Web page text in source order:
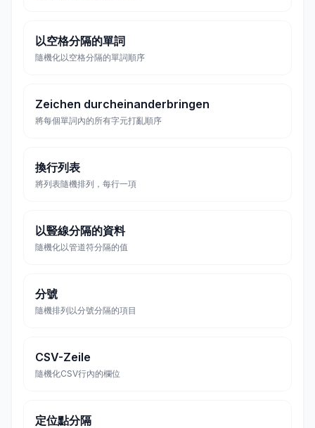
以空格分隔的單詞
隨機化以空格分隔的單詞順序
Zeichen durcheinanderbringen
將每個單詞內的所有字元打亂順序
換行列表
將列表隨機排列，每行一項
以豎線分隔的資料
隨機化以管道符分隔的值
分號
隨機排列以分號分隔的項目
CSV-Zeile
隨機化CSV行內的欄位
定位點分隔